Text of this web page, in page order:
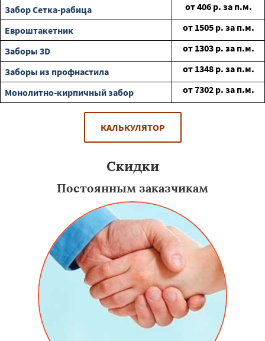
Забор Сетка-рабица
от406 р. за п.м.
Евроштакетник
от 1505 р. за п.м.
Заборы 3D
от 1303 р. за п.м.
Заборы из профнастила
от 1348 р. за п.м.
Монолитно-кирпичный забор
от7302 р. за п.м.
КАЛЬКУЛЯТОР
Скидки
Постоянным заказчикам